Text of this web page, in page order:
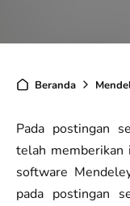
Beranda
Pada postingan
telah memberikan
software
pada postingan